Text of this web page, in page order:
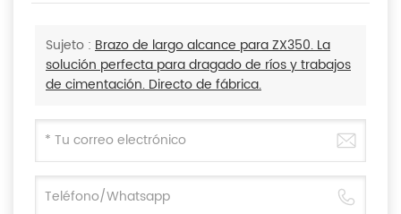
Sujeto : Brazo de largo alcance para ZX350. La
solución perfecta para dragado de ríos y trabajos
de cimentación. Directo de fábrica.